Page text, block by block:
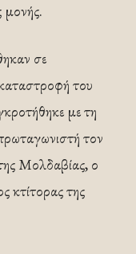
µονής.
σε
του
µε τη
τον
Μολδαβίας, ο
κτίτορας της